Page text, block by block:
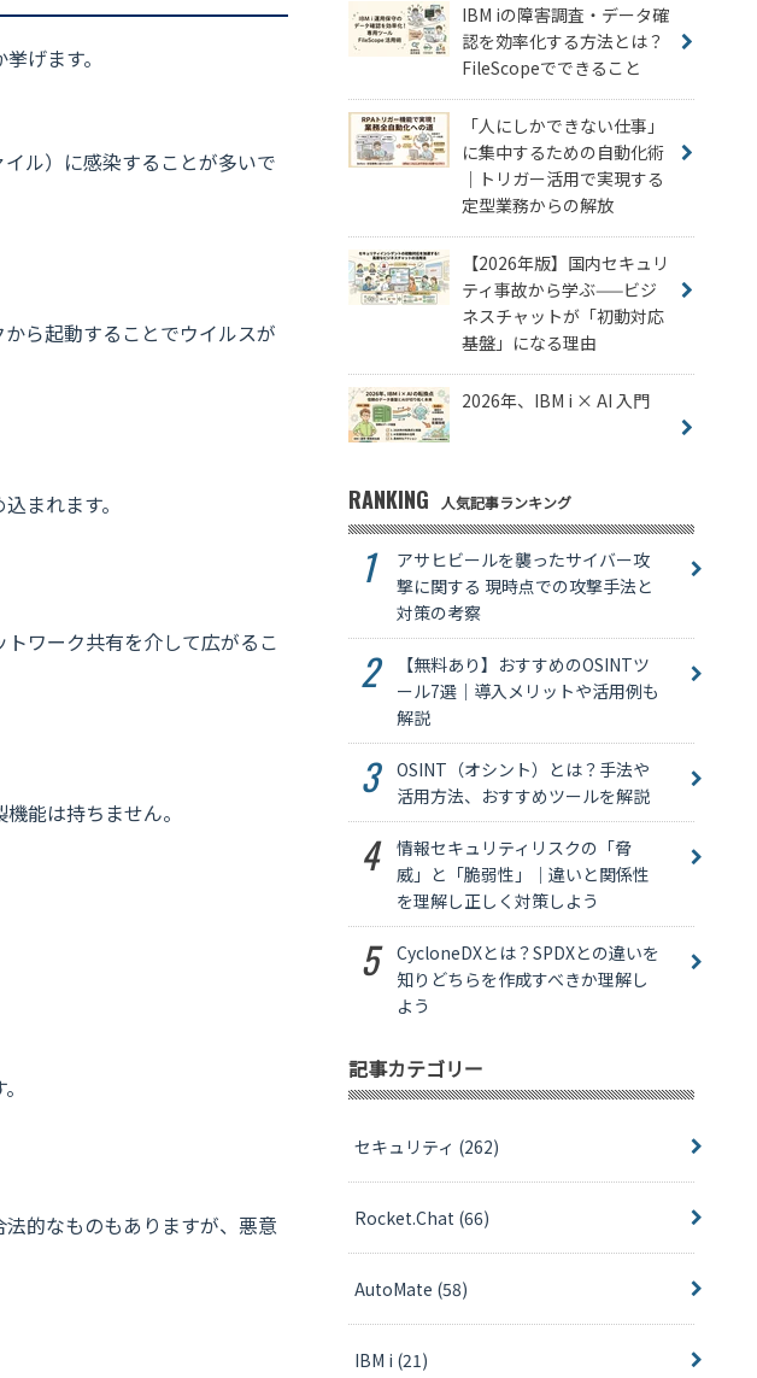
げます。
ル）に感染することが多いで
ら起動することでウイルスが
まれます。
ワーク共有を介して広がるこ
能は持ちません。
的なものもありますが、悪意
IBM iの障害調査・データ確
認を効率化する方法とは？
FileScopeでできること
「人にしかできない仕事」
に集中するための自動化術
｜トリガー活用で実現する
定型業務からの解放
【2026年版】国内セキュリ
ティ事故から学ぶ——ビジ
ネスチャットが「初動対応
基盤」になる理由
2026年、IBM i × AI 入門
RANKING 人気記事ランキング
アサヒビールを襲ったサイバー攻
撃に関する 現時点での攻撃手法と
対策の考察
【無料あり】おすすめのOSINTツ
ール7選｜導入メリットや活用例も
解説
OSINT（オシント）とは？手法や
活用方法、おすすめツールを解説
情報セキュリティリスクの「脅
威」と「脆弱性」｜違いと関係性
を理解し正しく対策しよう
CycloneDXとは？SPDXとの違いを
知りどちらを作成すべきか理解し
よう
記事カテゴリー
セキュリティ (262)
Rocket.Chat (66)
AutoMate (58)
IBM i (21)